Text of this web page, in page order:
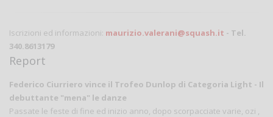
Iscrizioni ed informazioni: maurizio.valerani@squash.it - Tel.
340.8613179
Report
Federico Ciurriero vince il Trofeo Dunlop di Categoria Light - Il
debuttante "mena" le danze
Passate le feste di fine ed inizio anno, dopo scorpacciate varie, ozi ,